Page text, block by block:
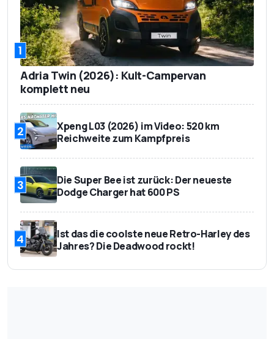
1
Adria Twin (2026): Kult-Campervan
komplett neu
2
Xpeng L03 (2026) im Video: 520 km
Reichweite zum Kampfpreis
3
Die Super Bee ist zurück: Der neueste
Dodge Charger hat 600 PS
4
Ist das die coolste neue Retro-Harley des
Jahres? Die Deadwood rockt!